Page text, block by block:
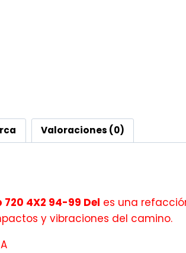
Valoraciones (0)
4X2 94-99 Del es una
y vibraciones del camino.